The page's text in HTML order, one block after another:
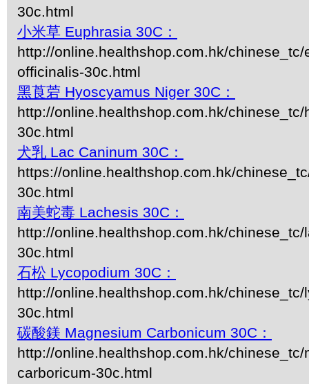
30c.html
小米草 Euphrasia 30C：
http://online.healthshop.com.hk/chinese_tc/
officinalis-30c.html
黑莨菪 Hyoscyamus Niger 30C：
http://online.healthshop.com.hk/
30c.html
犬乳 Lac Caninum 30C：
https://online.healthshop.com.hk/
30c.html
南美蛇毒 Lachesis 30C：
http://online.healthshop.com.hk/
30c.html
石松 Lycopodium 30C：
http://online.healthshop.com.hk/chinese_tc/
30c.html
碳酸鎂 Magnesium Carbonicum 30C：
http://online.healthshop.com.hk/chinese_tc/
carboricum-30c.html